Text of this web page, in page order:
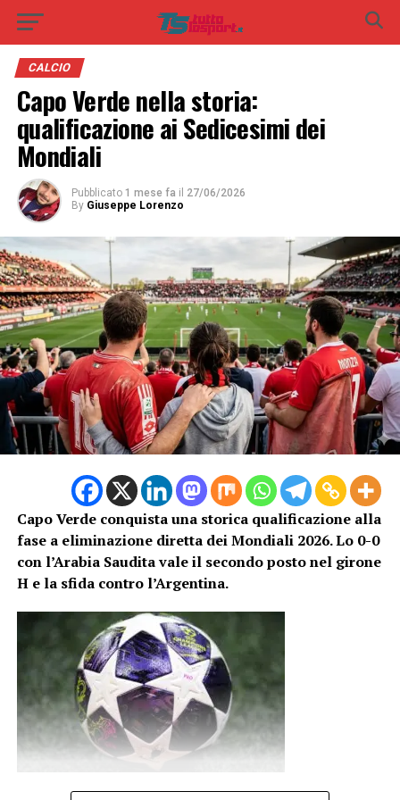
CALCIO
Capo Verde nella storia:
qualificazione ai Sedicesimi dei
Mondiali
Pubblicato 1 mese fa il 27/06/2026
By Giuseppe Lorenzo
Capo Verde conquista una storica qualificazione alla
fase a eliminazione diretta dei Mondiali 2026. Lo 0-0
con l’Arabia Saudita vale il secondo posto nel girone
H e la sfida contro l’Argentina.